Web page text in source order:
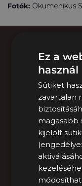
Fotók: Ökumenikus
Ez a
használ
Sütiket
zavartalan
magasabb
kijelölt